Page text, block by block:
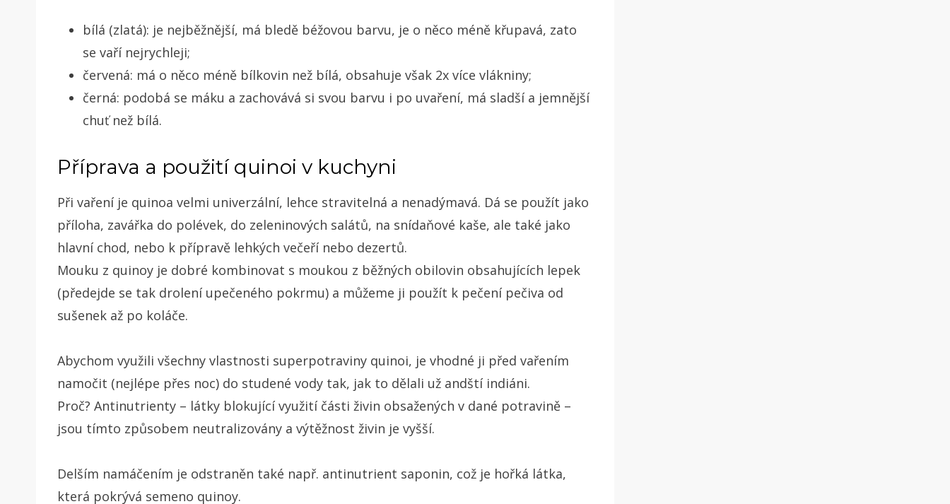
bílá (zlatá): je nejběžnější, má bledě béžovou barvu, je o něco méně křupavá, zato
se vaří nejrychleji;
červená: má o něco méně bílkovin než bílá, obsahuje však 2x více vlákniny;
černá: podobá se máku a zachovává si svou barvu i po uvaření, má sladší a jemnější
chuť než bílá.
Příprava a použití quinoi v kuchyni
Při vaření je quinoa velmi univerzální, lehce stravitelná a nenadýmavá. Dá se použít jako
příloha, zavářka do polévek, do zeleninových salátů, na snídaňové kaše, ale také jako
hlavní chod, nebo k přípravě lehkých večeří nebo dezertů.
Mouku z quinoy je dobré kombinovat s moukou z běžných obilovin obsahujících lepek
(předejde se tak drolení upečeného pokrmu) a můžeme ji použít k pečení pečiva od
sušenek až po koláče.
Abychom využili všechny vlastnosti superpotraviny quinoi, je vhodné ji před vařením
namočit (nejlépe přes noc) do studené vody tak, jak to dělali už andští indiáni.
Proč? Antinutrienty – látky blokující využití části živin obsažených v dané potravině –
jsou tímto způsobem neutralizovány a výtěžnost živin je vyšší.
Delším namáčením je odstraněn také např. antinutrient saponin, což je hořká látka,
která pokrývá semeno quinoy.